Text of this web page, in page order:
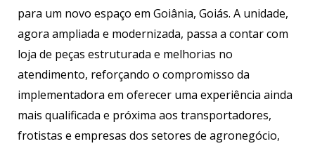
para um novo espaço em Goiânia, Goiás. A unidade,
agora ampliada e modernizada, passa a contar com
loja de peças estruturada e melhorias no
atendimento, reforçando o compromisso da
implementadora em oferecer uma experiência ainda
mais qualificada e próxima aos transportadores,
frotistas e empresas dos setores de agronegócio,